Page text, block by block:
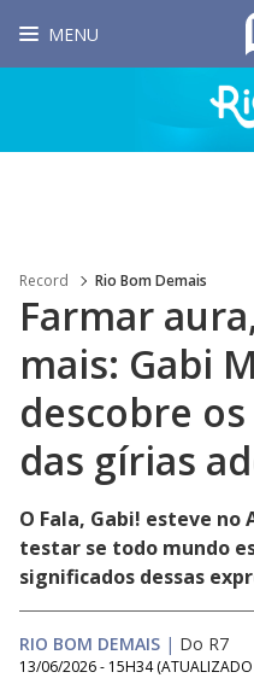
MENU
Record Rio Bom Demais
Farmar
mais: Gabi
descobre
das gírias
O Fala, Gabi! esteve no
testar se todo mundo
significados dessas
RIO BOM DEMAIS | Do R7
13/06/2026 - 15H34 (ATUALIZADO